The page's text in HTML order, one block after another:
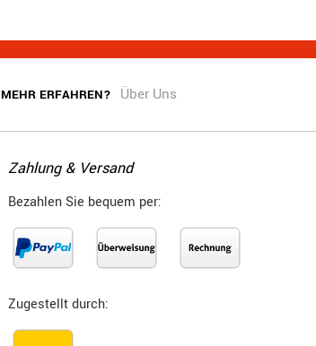
MEHR ERFAHREN? Über Uns
Zahlung & Versand
Bezahlen Sie bequem per:
Zugestellt durch: